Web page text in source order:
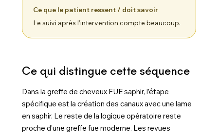
Le suivi après l’intervention compte beaucoup.
Ce qui distingue cette séquence
Dans la greffe de cheveux FUE saphir, l’étape
spécifique est la création des canaux avec une lame
en saphir. Le reste de la logique opératoire reste
proche d’une greffe fue moderne. Les revues